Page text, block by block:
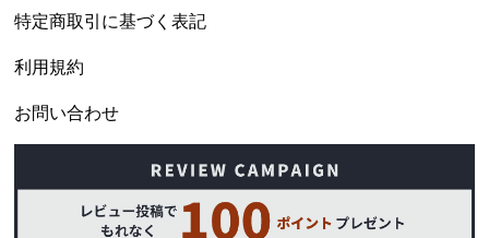
特定商取引に基づく表記
利用規約
お問い合わせ